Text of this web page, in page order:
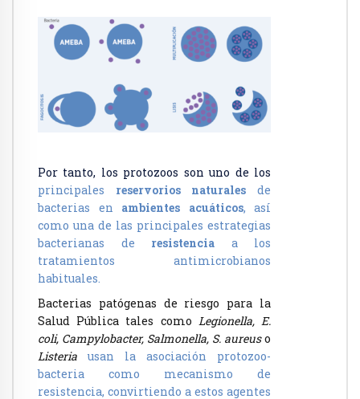
Por tanto, los protozoos son uno de los
principales reservorios naturales de
bacterias en ambientes acuáticos, así
como una de las principales estrategias
bacterianas de resistencia a los
tratamientos antimicrobianos
habituales.
Bacterias patógenas de riesgo para la
Salud Pública tales como Legionella, E.
coli, Campylobacter, Salmonella, S. aureuso
Listeria
usan la asociación protozoo-
bacteria como mecanismo de
resistencia, convirtiendo a estos agentes